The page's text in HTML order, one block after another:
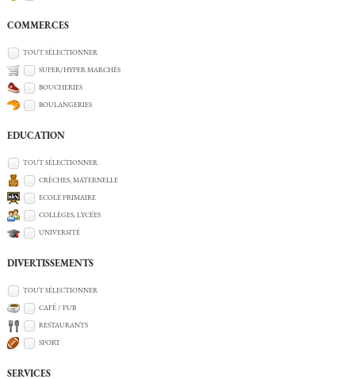
COMMERCES
TOUT SÉLECTIONNER
SUPER/HYPER MARCHÉS
BOUCHERIES
BOULANGERIES
EDUCATION
TOUT SÉLECTIONNER
CRÈCHES, MATERNELLE
ECOLE PRIMAIRE
COLLÈGES, LYCÉES
UNIVERSITÉ
DIVERTISSEMENTS
TOUT SÉLECTIONNER
CAFÉ / PUB
RESTAURANTS
SPORT
SERVICES